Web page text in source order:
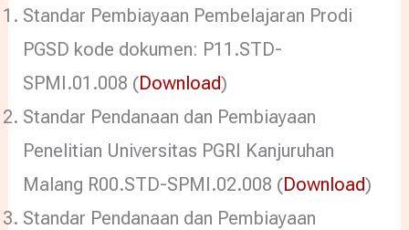
Standar Pembiayaan Pembelajaran Prodi
PGSD kode dokumen: P11.STD-
SPMI.01.008 (Download)
Standar Pendanaan dan Pembiayaan
Penelitian Universitas PGRI Kanjuruhan
Malang R00.STD-SPMI.02.008 (Download)
Standar Pendanaan dan Pembiayaan